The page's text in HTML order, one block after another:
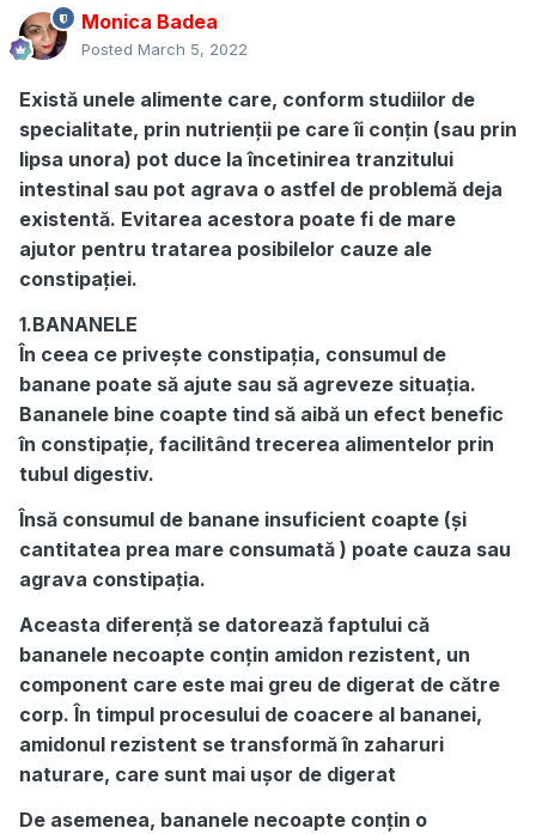
Monica Badea
Posted March 5, 2022
Există unele alimente care, conform studiilor de
specialitate, prin nutrienții pe care îi conțin (sau prin
lipsa unora) pot duce la încetinirea tranzitului
intestinal sau pot agrava o astfel de problemă deja
existentă. Evitarea acestora poate fi de mare
ajutor pentru tratarea posibilelor cauze ale
constipației.
1.BANANELE
În ceea ce privește constipația, consumul de
banane poate să ajute sau să agreveze situația.
Bananele bine coapte tind să aibă un efect benefic
în constipație, facilitând trecerea alimentelor prin
tubul digestiv.
Însă consumul de banane insuficient coapte (și
cantitatea prea mare consumată ) poate cauza sau
agrava constipația.
Aceasta diferență se datorează faptului că
bananele necoapte conțin amidon rezistent, un
component care este mai greu de digerat de către
corp. În timpul procesului de coacere al bananei,
amidonul rezistent se transformă în zaharuri
naturare, care sunt mai ușor de digerat
De asemenea, bananele necoapte conțin o